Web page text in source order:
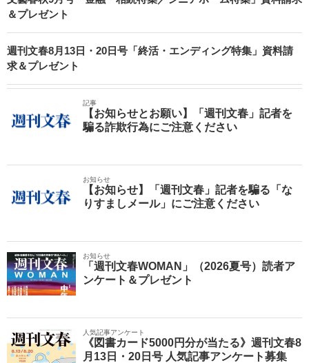
＆プレゼント
週刊文春8月13日・20日号「終活・エンディング特集」資料請
求＆プレゼント
記事
【お知らせとお願い】「週刊文春」記者を
騙る詐欺行為にご注意ください
お知らせ
【お知らせ】「週刊文春」記者を騙る「な
りすましメール」にご注意ください
お知らせ
「週刊文春WOMAN」（2026夏号）読者ア
ンケート＆プレゼント
人気記事アンケート
《図書カード5000円分が当たる》週刊文春8
月13日・20日号 人気記事アンケート募集